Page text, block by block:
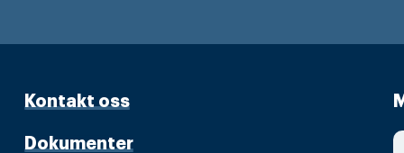
Kontakt oss
Dokumenter